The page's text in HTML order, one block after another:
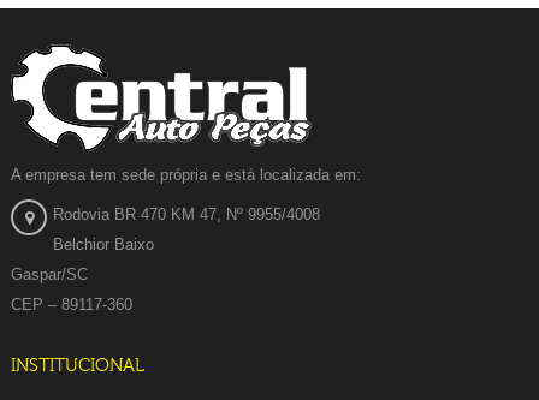
A empresa tem sede própria e está localizada em:
Rodovia BR 470 KM 47, Nº 9955/4008
Belchior Baixo
Gaspar/SC
CEP – 89117-360
INSTITUCIONAL